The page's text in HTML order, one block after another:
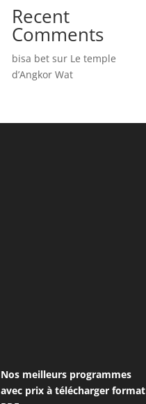
Recent
Comments
bisa bet sur Le temple
d’Angkor Wat
Nos meilleurs programmes
avec prix à télécharger format